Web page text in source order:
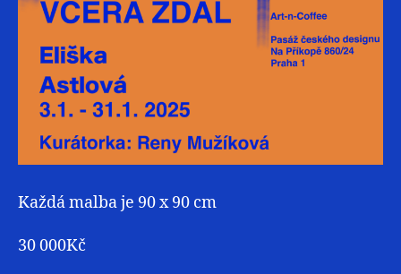
Každá malba je 90 x 90 cm
30 000Kč